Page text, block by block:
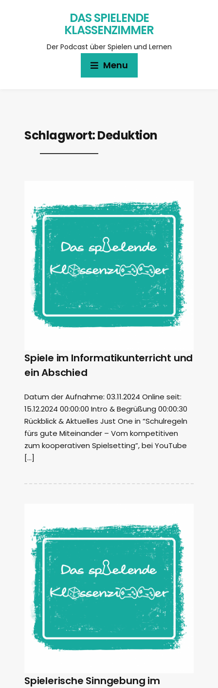
DAS SPIELENDE
KLASSENZIMMER
Der Podcast über Spielen und Lernen
Menu
Schlagwort:Deduktion
Spiele im Informatikunterricht und
ein Abschied
Datum der Aufnahme: 03.11.2024 Online seit:
15.12.2024 00:00:00 Intro & Begrüßung 00:00:30
Rückblick & Aktuelles Just One in “Schulregeln
fürs gute Miteinander – Vom kompetitiven
zum kooperativen Spielsetting”, bei YouTube
[…]
Spielerische Sinngebung im